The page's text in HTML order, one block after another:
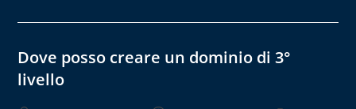
Dove posso creare un dominio di 3°
livello